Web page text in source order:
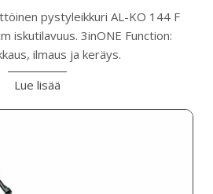
pystyleikkuri AL-KO 144 F
iskutilavuus. 3inONE Function:
ilmaus ja keräys.
Lue lisää